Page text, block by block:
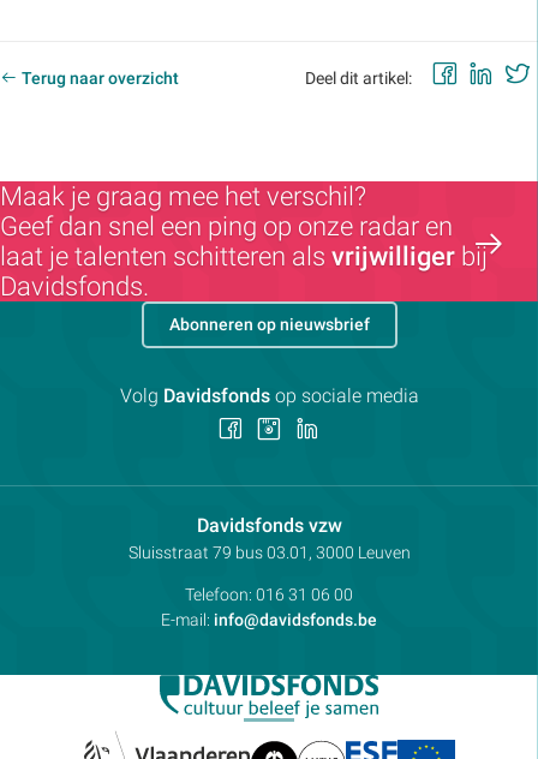
Terug naar overzicht Deel dit artikel:
Maak je graag mee het verschil?
Geef dan snel een ping op onze radar en
laat je talenten schitteren als vrijwilliger bij
Davidsfonds.
Davidsfonds vzwContactpersoon:
Adres:
Sluisstraat 79 bus 03.01, 3000 Leuven
Telefoon: 016 31 06 00
E-mail: info@davidsfonds.be
Abonneren op nieuwsbrief
Volg Davidsfondsop sociale media
Volg Volg